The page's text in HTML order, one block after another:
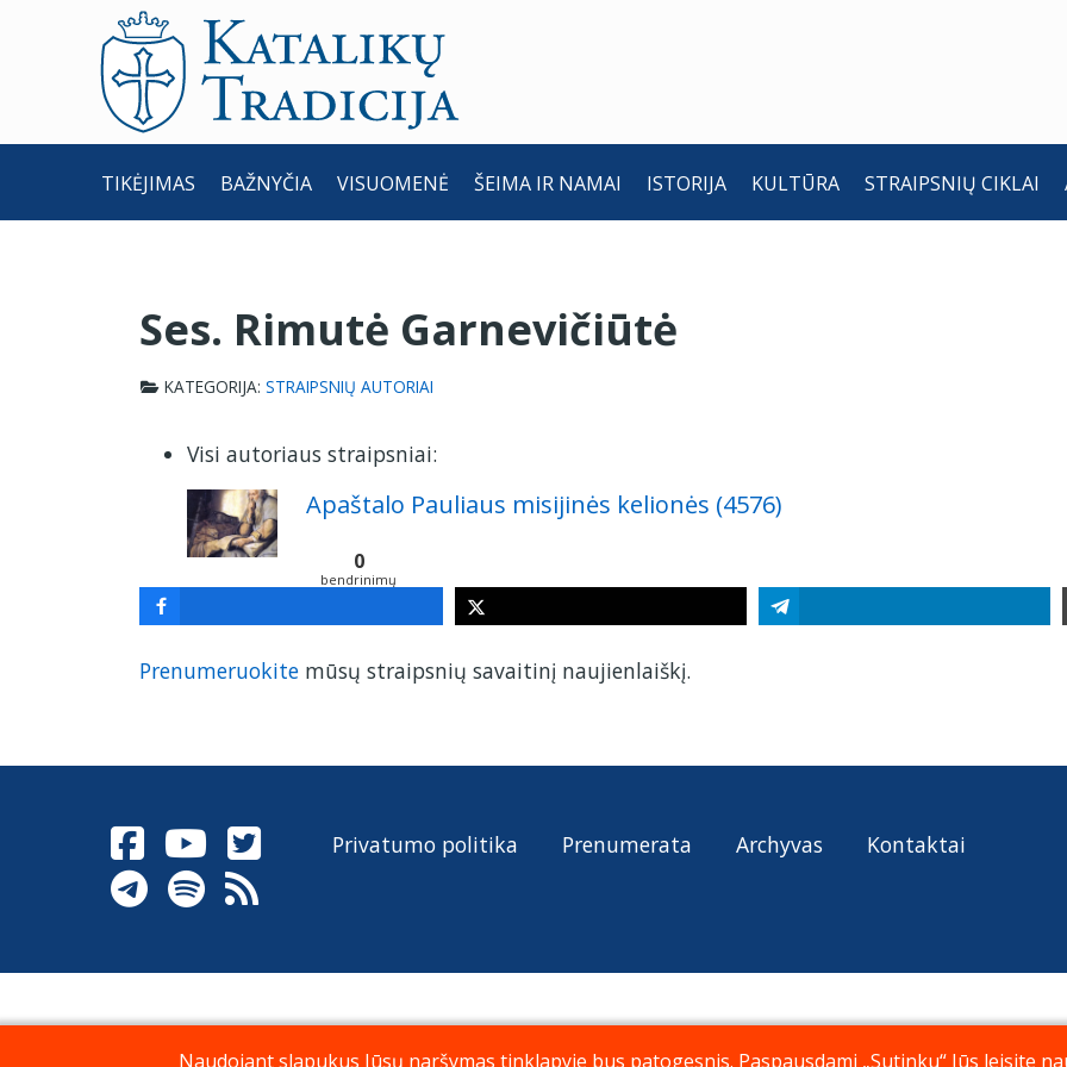
TIKĖJIMAS BAŽNYČIA VISUOMENĖ ŠEIMA IR NAMAI ISTORIJA KULTŪRA STRAIPSNIŲ CIKLAI
Ses. Rimutė Garnevičiūtė
KATEGORIJA: STRAIPSNIŲ AUTORIAI
Visi autoriaus straipsniai:
Apaštalo Pauliaus misijinės kelionės (4576)
0
bendrinimų
Prenumeruokite mūsų straipsnių savaitinį naujienlaiškį.
Privatumo politika Prenumerata Archyvas Kontaktai
Naudojant slapukus Jūsų naršymas tinklapyje bus patogesnis. Paspausdami „Sutinku“ Jūs leisite